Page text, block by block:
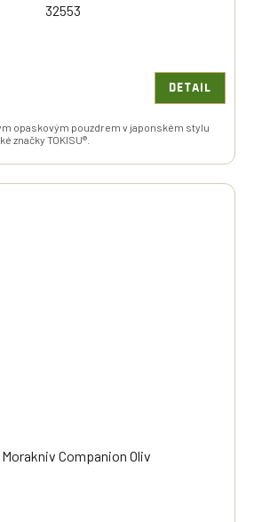
32553
DETAIL
opaskovým pouzdrem v japonském stylu
značky TOKISU®.
Companion Oliv